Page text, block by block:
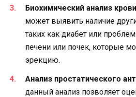
Биохимический анализ
может выявить наличие
таких как диабет или
печени или почек, которые
эрекцию.
Анализ простатического
данный анализ позволяет